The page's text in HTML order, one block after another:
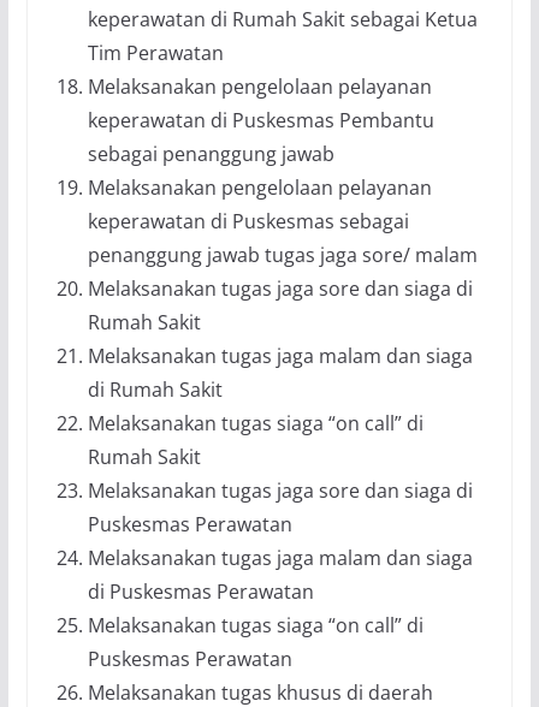
keperawatan di Rumah Sakit sebagai Ketua
Tim Perawatan
Melaksanakan pengelolaan pelayanan
keperawatan di Puskesmas Pembantu
sebagai penanggung jawab
Melaksanakan pengelolaan pelayanan
keperawatan di Puskesmas sebagai
penanggung jawab tugas jaga sore/ malam
Melaksanakan tugas jaga sore dan siaga di
Rumah Sakit
Melaksanakan tugas jaga malam dan siaga
di Rumah Sakit
Melaksanakan tugas siaga “on call” di
Rumah Sakit
Melaksanakan tugas jaga sore dan siaga di
Puskesmas Perawatan
Melaksanakan tugas jaga malam dan siaga
di Puskesmas Perawatan
Melaksanakan tugas siaga “on call” di
Puskesmas Perawatan
Melaksanakan tugas khusus di daerah